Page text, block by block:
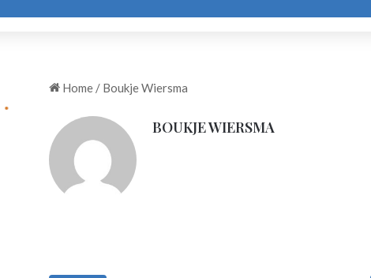
Home / Boukje Wiersma
BOUKJE WIERSMA